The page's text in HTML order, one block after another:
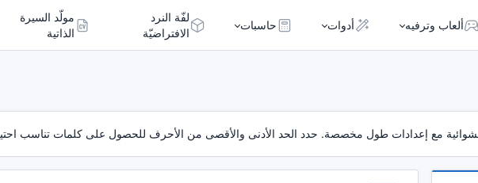
ألعاب وترفيه أدوات حاسبات
لفّة النرد
الافتراضيّة
مولّد السيرة
الذاتية
مع إعدادات طول مخصصة. حدد الحد الأدنى والأقصى من الأحرف للحصول على كلمات تناسب